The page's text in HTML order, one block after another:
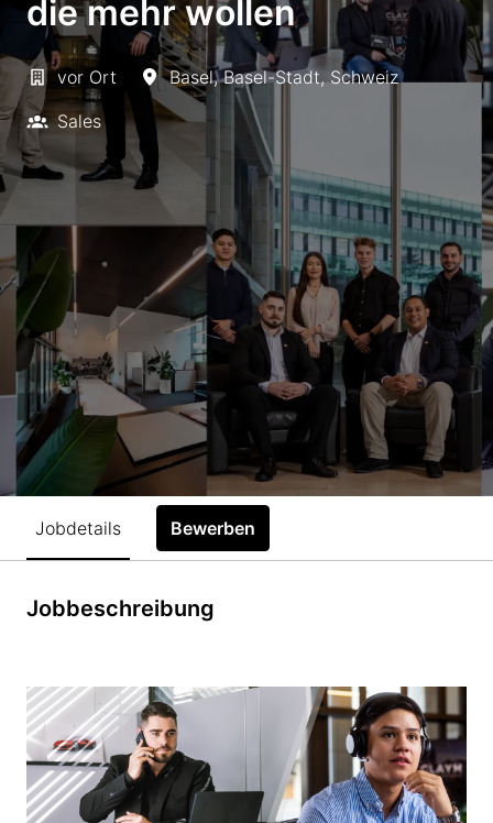
die mehr wollen
vor Ort Basel, Basel-Stadt, Schweiz
Sales
Jobdetails Bewerben
Jobbeschreibung